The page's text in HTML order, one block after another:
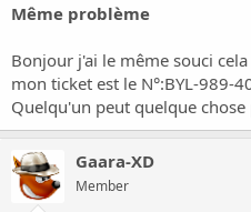
Même problème
Bonjour j'ai le même souci
mon ticket est le N°:BYL-989-
Quelqu'un peut quelque
Gaara-XD
Member